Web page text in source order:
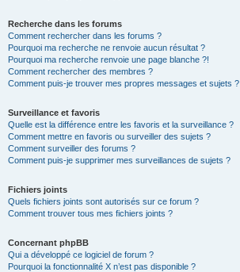
Recherche dans les forums
Comment rechercher dans les forums ?
Pourquoi ma recherche ne renvoie aucun résultat ?
Pourquoi ma recherche renvoie une page blanche ?!
Comment rechercher des membres ?
Comment puis-je trouver mes propres messages et sujets ?
Surveillance et favoris
Quelle est la différence entre les favoris et la surveillance ?
Comment mettre en favoris ou surveiller des sujets ?
Comment surveiller des forums ?
Comment puis-je supprimer mes surveillances de sujets ?
Fichiers joints
Quels fichiers joints sont autorisés sur ce forum ?
Comment trouver tous mes fichiers joints ?
Concernant phpBB
Qui a développé ce logiciel de forum ?
Pourquoi la fonctionnalité X n’est pas disponible ?